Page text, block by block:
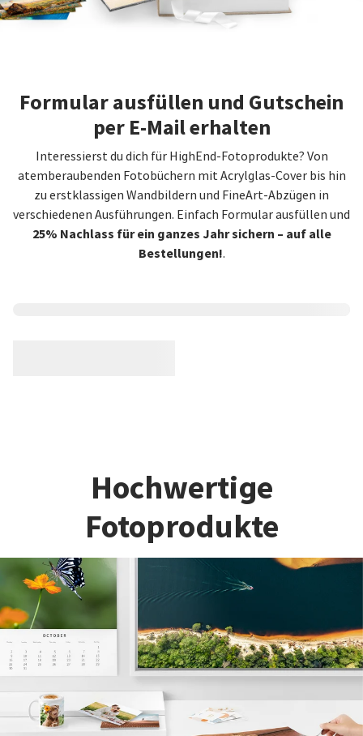
Formular ausfüllen und Gutschein
per E-Mail erhalten
Interessierst du dich für HighEnd-Fotoprodukte? Von
atemberaubenden Fotobüchern mit Acrylglas-Cover bis hin
zu erstklassigen Wandbildern und FineArt-Abzügen in
verschiedenen Ausführungen. Einfach Formular ausfüllen und
25% Nachlass für ein ganzes Jahr sichern – auf alle
Bestellungen!.
Hochwertige
Fotoprodukte